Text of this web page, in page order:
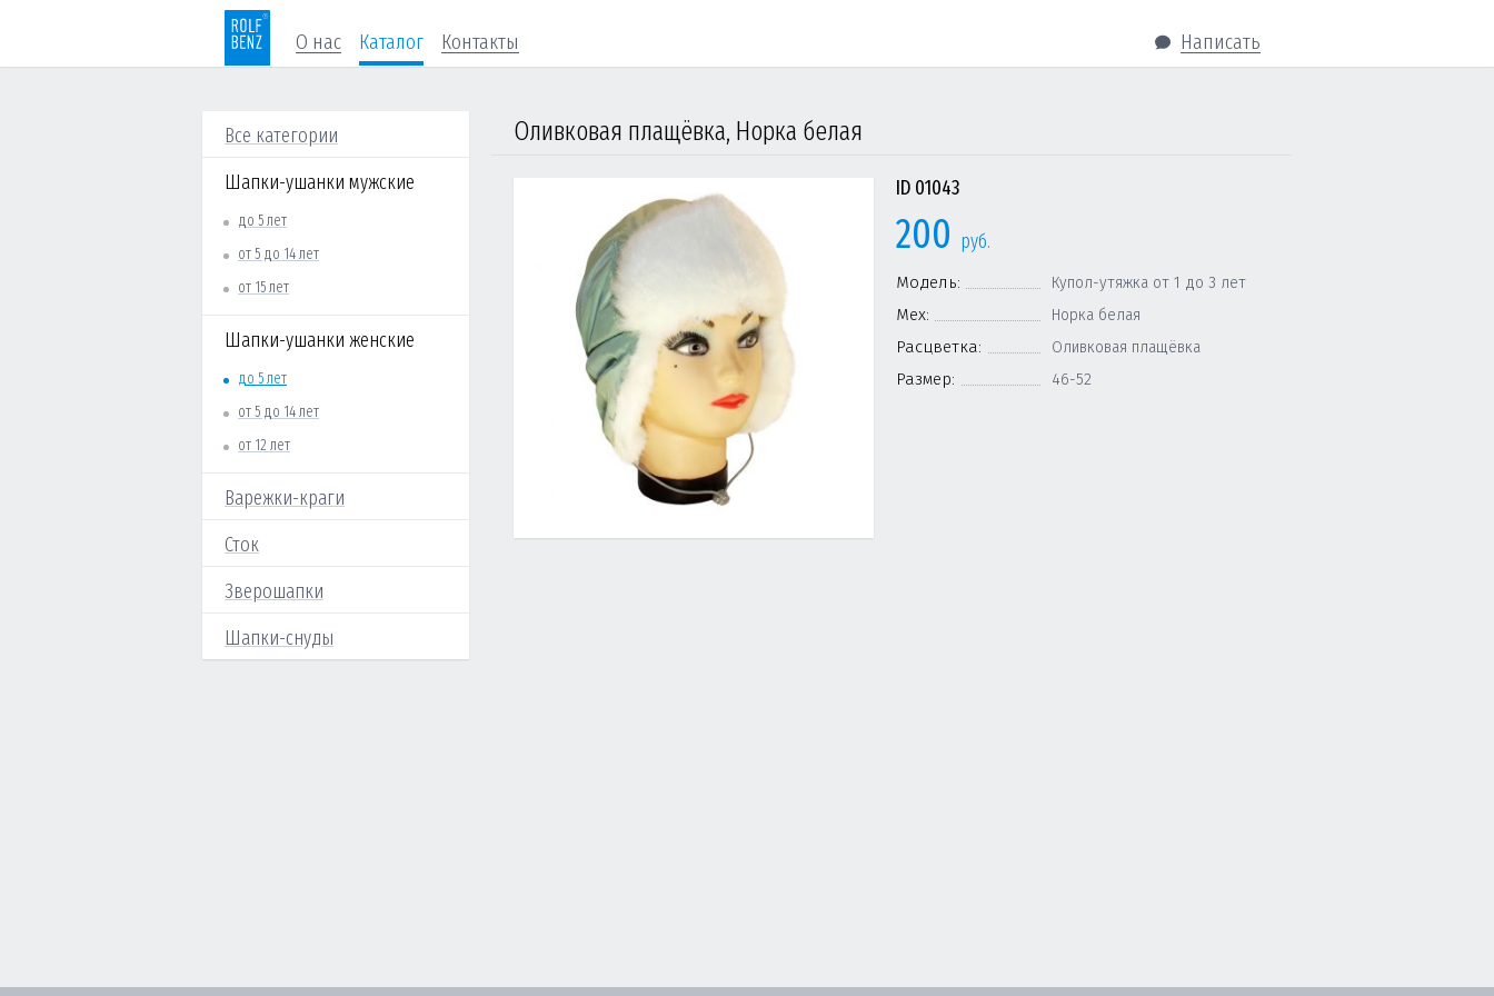
О нас Каталог Контакты Написать
Все категории
Шапки-ушанки мужские
до 5 лет
от 5 до 14 лет
от 15 лет
Шапки-ушанки женские
до 5 лет
от 5 до 14 лет
от 12 лет
Варежки-краги
Сток
Зверошапки
Шапки-снуды
Оливковая плащёвка, Норка белая
ID 01043
200 руб.
Модель: Купол-утяжка от 1 до 3 лет
Мех: Норка белая
Расцветка: Оливковая плащёвка
Размер: 46-52